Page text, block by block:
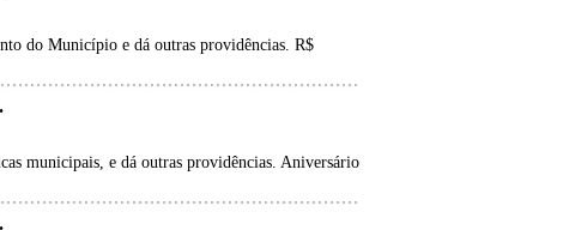
do Município e dá outras providências. R$
municipais, e dá outras providências. Aniversário